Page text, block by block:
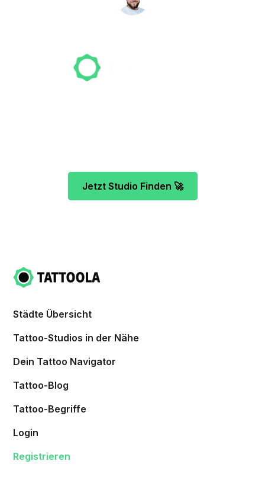
Jetzt Studio Finden 🚀
Städte Übersicht
Tattoo-Studios in der Nähe
Dein Tattoo Navigator
Tattoo-Blog
Tattoo-Begriffe
Login
Registrieren